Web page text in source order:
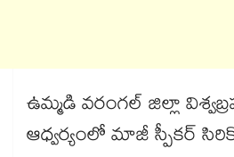
ఉమ్మడి వరంగల్​ జిల్లా
ఆధ్వర్యంలో మాజీ స్పీకర్​